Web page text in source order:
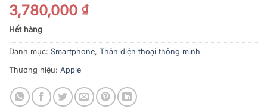
3,780,000 ₫
Hết hàng
Danh mục: Smartphone, Thân điện thoại thông minh
Thương hiệu: Apple